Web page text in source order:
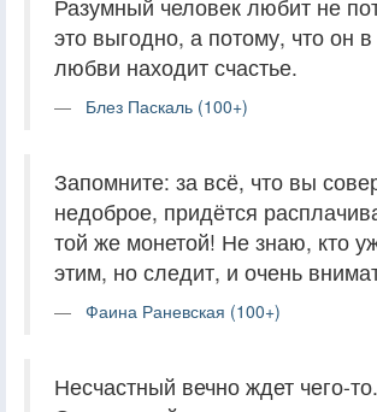
Разумный человек любит не
это выгодно, а потому, что он
любви находит счастье.
Блез Паскаль (100+)
Запомните: за всё, что вы
недоброе, придётся
той же монетой! Не знаю, кто
этим, но следит, и очень
Фаина Раневская (100+)
Несчастный вечно ждет чего-то.